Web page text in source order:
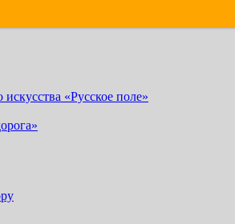
«Русское поле»